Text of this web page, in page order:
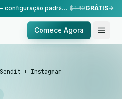
Configuração feita para você — configuração padrão, realizada pela nossa equipe. $149GRÁTIS
Comece Agora
Sendit + Instagram